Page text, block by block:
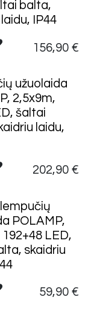
balta,
IP44
156,90€
užuolaida
2,5x9m,
šaltai
laidu,
202,90€
POLAMP,
LED,
skaidriu
59,90€